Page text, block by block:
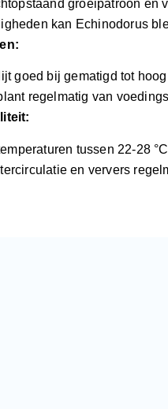
groeipatroon
kan Echinodorus
goed bij gematigd tot
regelmatig van
tussen 22-28
en ververs